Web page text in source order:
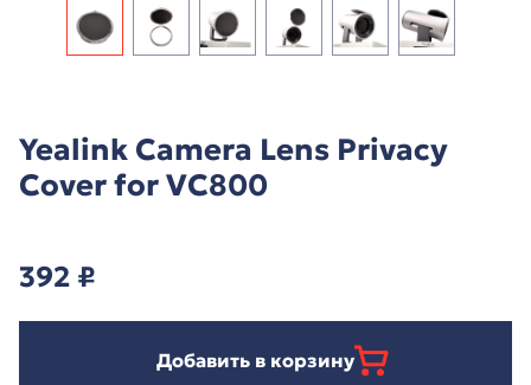
Yealink Camera Lens Privacy
Cover for VC800
392 ₽
Добавить в корзину